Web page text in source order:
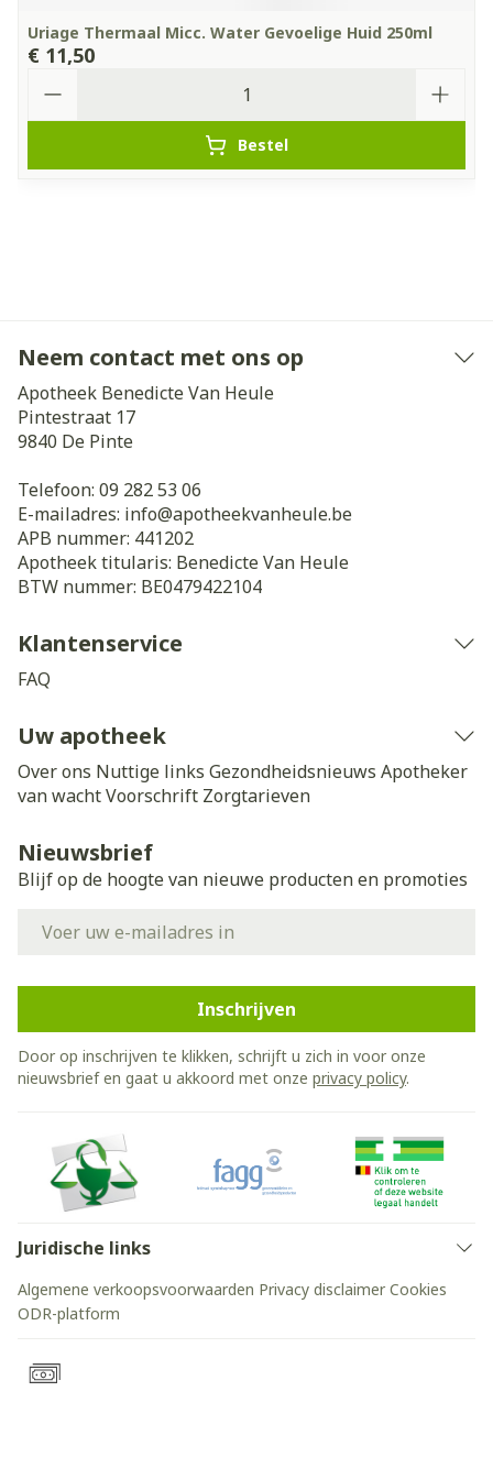
Uriage Thermaal Micc. Water Gevoelige Huid 250ml
€ 11,50
Bestel
Neem contact met ons op
Apotheek Benedicte Van Heule
Pintestraat 17
9840 De Pinte
Telefoon: 09 282 53 06
E-mailadres: info@apotheekvanheule.be
APB nummer: 441202
Apotheek titularis: Benedicte Van Heule
BTW nummer: BE0479422104
Klantenservice
FAQ
Uw apotheek
Over ons Nuttige links Gezondheidsnieuws Apotheker
van wachtVoorschrift Zorgtarieven
Nieuwsbrief
Blijf op de hoogte van nieuwe producten en promoties
Inschrijven
Door op inschrijven te klikken, schrijft u zich in voor onze
nieuwsbrief en gaat u akkoord met onze privacy policy.
Juridische links
Algemene verkoopsvoorwaarden Privacy disclaimer Cookies
ODR-platform